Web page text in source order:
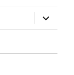
ouvrir
le
sous-